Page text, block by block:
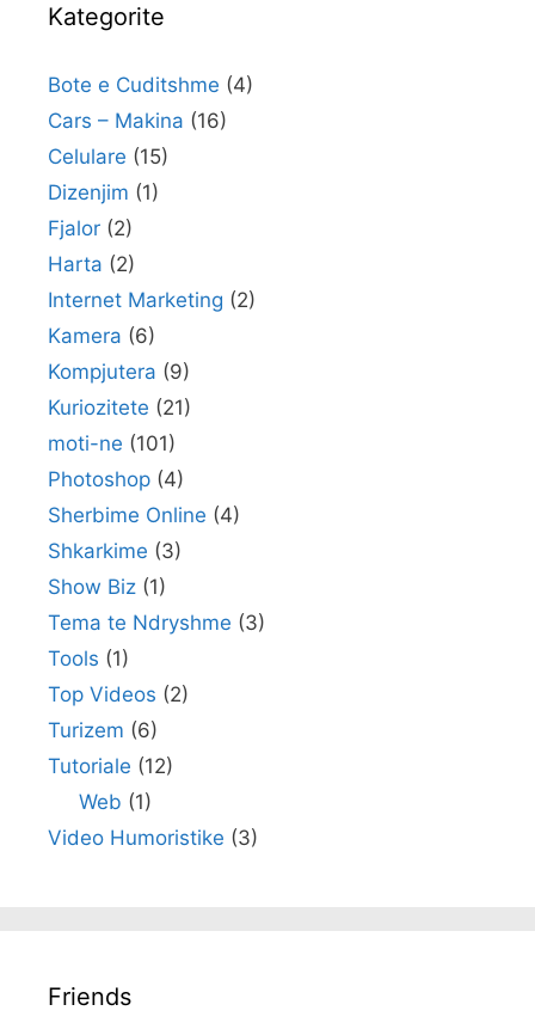
Kategorite
Bote e Cuditshme (4)
Cars – Makina (16)
Celulare (15)
Dizenjim (1)
Fjalor (2)
Harta (2)
Internet Marketing (2)
Kamera (6)
Kompjutera (9)
Kuriozitete (21)
moti-ne (101)
Photoshop (4)
Sherbime Online (4)
Shkarkime (3)
Show Biz (1)
Tema te Ndryshme (3)
Tools (1)
Top Videos (2)
Turizem (6)
Tutoriale (12)
Web (1)
Video Humoristike (3)
Friends